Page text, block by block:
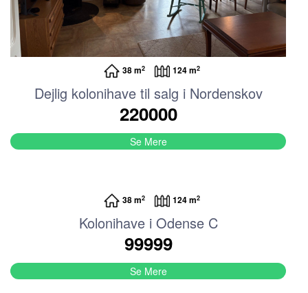
38 m2 124 m2
Dejlig kolonihave til salg i Nordenskov
220000
Se Mere
38 m2 124 m2
Kolonihave i Odense C
99999
Se Mere